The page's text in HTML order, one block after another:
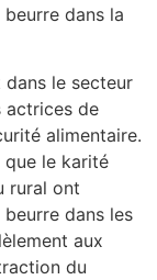
dans la
dans le secteur
actrices de
alimentaire.
que le karité
rural ont
dans les
aux
du